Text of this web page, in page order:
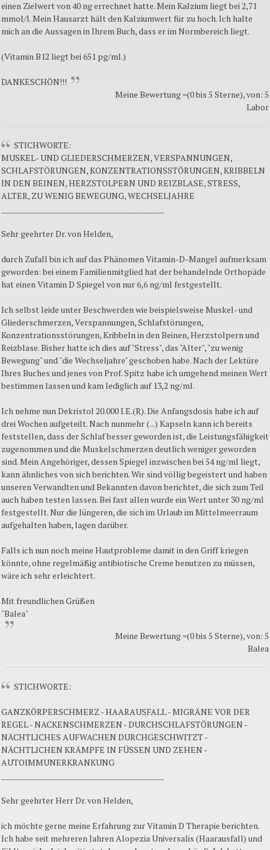
einen Zielwert von 40 ng errechnet hatte. Mein Kalzium liegt bei 2,71
mmol/l. Mein Hausarzt hält den Kalziumwert für zu hoch. Ich halte
mich an die Aussagen in Ihrem Buch, dass er im Normbereich liegt.
(Vitamin B12 liegt bei 651 pg/ml.)
DANKESCHÖN!!!
Meine Bewertung =(0 bis 5 Sterne), von: 5
Labor
STICHWORTE:
MUSKEL- UND GLIEDERSCHMERZEN, VERSPANNUNGEN,
SCHLAFSTÖRUNGEN, KONZENTRATIONSSTÖRUNGEN, KRIBBELN
IN DEN BEINEN, HERZSTOLPERN UND REIZBLASE, STRESS,
ALTER, ZU WENIG BEWEGUNG, WECHSELJAHRE
Sehr geehrter Dr. von Helden,
durch Zufall bin ich auf das Phänomen Vitamin-D-Mangel aufmerksam
geworden: bei einem Familienmitglied hat der behandelnde Orthopäde
hat einen Vitamin D Spiegel von nur 6,6 ng/ml festgestellt.
Ich selbst leide unter Beschwerden wie beispielsweise Muskel- und
Gliederschmerzen, Verspannungen, Schlafstörungen,
Konzentrationsstörungen, Kribbeln in den Beinen, Herzstolpern und
Reizblase. Bisher hatte ich dies auf "Stress", das "Alter", "zu wenig
Bewegung" und "die Wechseljahre" geschoben habe. Nach der Lektüre
Ihres Buches und jenes von Prof. Spitz habe ich umgehend meinen Wert
bestimmen lassen und kam lediglich auf 13,2 ng/ml.
Ich nehme nun Dekristol 20.000 I.E.(R). Die Anfangsdosis habe ich auf
drei Wochen aufgeteilt. Nach nunmehr (...) Kapseln kann ich bereits
feststellen, dass der Schlaf besser geworden ist, die Leistungsfähigkeit
zugenommen und die Muskelschmerzen deutlich weniger geworden
sind. Mein Angehöriger, dessen Spiegel inzwischen bei 54 ng/ml liegt,
kann ähnliches von sich berichten. Wir sind völlig begeistert und haben
unseren Verwandten und Bekannten davon berichtet, die sich zum Teil
auch haben testen lassen. Bei fast allen wurde ein Wert unter 30 ng/ml
festgestellt. Nur die Jüngeren, die sich im Urlaub im Mittelmeerraum
aufgehalten haben, lagen darüber.
Falls ich nun noch meine Hautprobleme damit in den Griff kriegen
könnte, ohne regelmäßig antibiotische Creme benutzen zu müssen,
wäre ich sehr erleichtert.
Mit freundlichen Grüßen
"Balea"
Meine Bewertung =(0 bis 5 Sterne), von: 5
Balea
STICHWORTE:
GANZKÖRPERSCHMERZ - HAARAUSFALL - MIGRÄNE VOR DER
REGEL - NACKENSCHMERZEN - DURCHSCHLAFSTÖRUNGEN -
NÄCHTLICHES AUFWACHEN DURCHGESCHWITZT -
NÄCHTLICHEN KRÄMPFE IN FÜSSEN UND ZEHEN -
AUTOIMMUNERKRANKUNG
Sehr geehrter Herr Dr. von Helden,
ich möchte gerne meine Erfahrung zur Vitamin D Therapie berichten.
Ich habe seit mehreren Jahren Alopezia Universalis (Haarausfall) und